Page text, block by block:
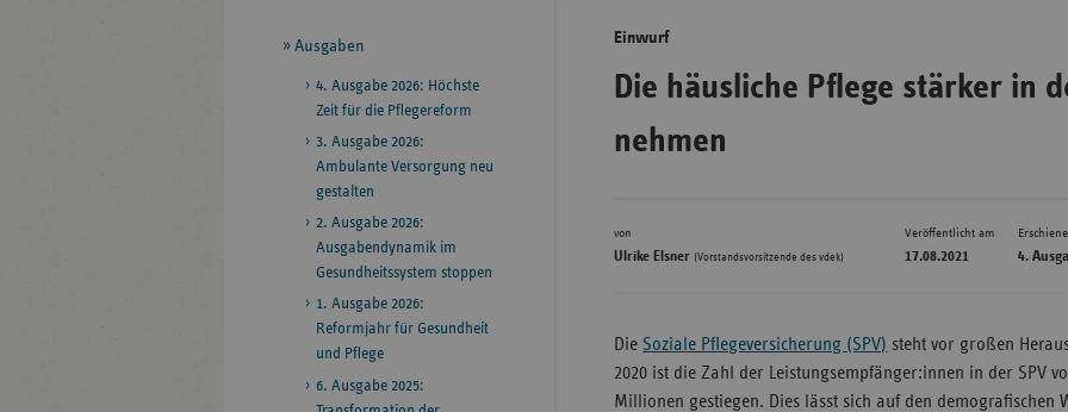
Einwurf
Die häusliche Pflege stärker in
nehmen
von
Ulrike Elsner (Vorstandsvorsitzende des vdek)
Veröffentlicht am
17.08.2021 4.
Die Soziale Pflegeversicherung (SPV) steht vor großen
2020 ist die Zahl der Leistungsempfänger:innen in der SPV
Millionen gestiegen. Dies lässt sich auf den demografischen
Seitennavigation
Ausgaben
4. Ausgabe 2026: Höchste
Zeit für die Pflegereform
3. Ausgabe 2026:
Ambulante Versorgung neu
gestalten
2. Ausgabe 2026:
Ausgabendynamik im
Gesundheitssystem stoppen
1. Ausgabe 2026:
Reformjahr für Gesundheit
und Pflege
6. Ausgabe 2025: